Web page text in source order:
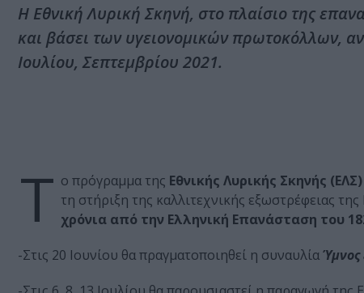
H Εθνική Λυρική Σκηνή, στο πλαίσιο της
και βάσει των υγειονομικών πρωτοκόλλων,
Ιουλίου, Σεπτεμβρίου 2021.
Τ ο πρόγραμμα της Εθνικής Λυρικής Σκηνής (ΕΛΣ)
τη στήριξη της καλλιτεχνικής εξωστρέφειας
χρόνια από την Ελληνική Επανάσταση του
-Στις 20 Ιουνίου θα πραγματοποιηθεί η συναυλίαΎμνος